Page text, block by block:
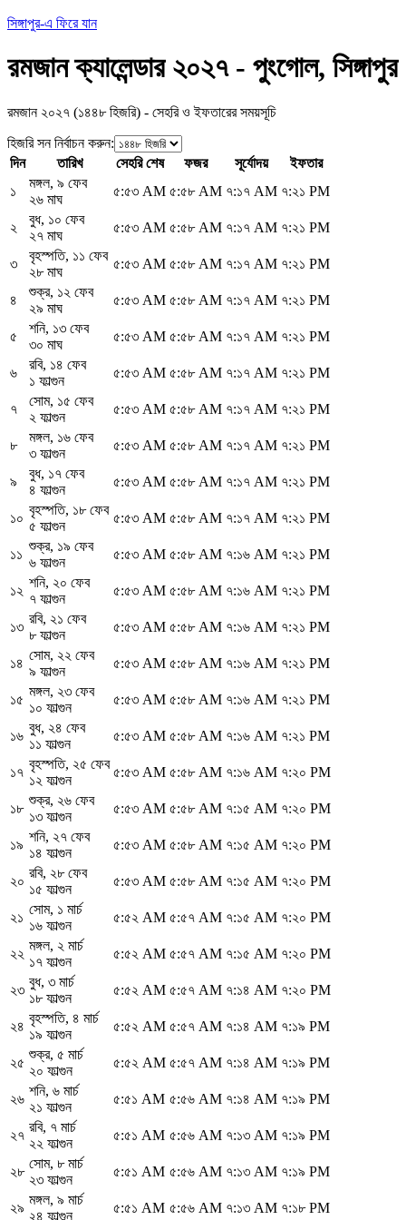
সিঙ্গাপুর-এ ফিরে যান
রমজান ক্যালেন্ডার ২০২৭ - পুংগোল, সিঙ্গাপুর
রমজান ২০২৭ (১৪৪৮ হিজরি) - সেহরি ও ইফতারের সময়সূচি
হিজরি সন নির্বাচন করুন:
দিন
তারিখ সেহরি শেষ ফজর সূর্যোদয়
ইফতার
১
মঙ্গল, ৯ ফেব
২৬ মাঘ
৫:৫৩ AM ৫:৫৮ AM ৭:১৭ AM ৭:২১ PM
২
বুধ, ১০ ফেব
২৭ মাঘ
৫:৫৩ AM ৫:৫৮ AM ৭:১৭ AM ৭:২১ PM
৩
বৃহস্পতি, ১১ ফেব
২৮ মাঘ
৫:৫৩ AM ৫:৫৮ AM ৭:১৭ AM ৭:২১ PM
৪
শুক্র, ১২ ফেব
২৯ মাঘ
৫:৫৩ AM ৫:৫৮ AM ৭:১৭ AM ৭:২১ PM
৫
শনি, ১৩ ফেব
৩০ মাঘ
৫:৫৩ AM ৫:৫৮ AM ৭:১৭ AM ৭:২১ PM
৬
রবি, ১৪ ফেব
১ ফাল্গুন
৫:৫৩ AM ৫:৫৮ AM ৭:১৭ AM ৭:২১ PM
৭
সোম, ১৫ ফেব
২ ফাল্গুন
৫:৫৩ AM ৫:৫৮ AM ৭:১৭ AM ৭:২১ PM
৮
মঙ্গল, ১৬ ফেব
৩ ফাল্গুন
৫:৫৩ AM ৫:৫৮ AM ৭:১৭ AM ৭:২১ PM
৯
বুধ, ১৭ ফেব
৪ ফাল্গুন
৫:৫৩ AM ৫:৫৮ AM ৭:১৭ AM ৭:২১ PM
১০
বৃহস্পতি, ১৮ ফেব
৫ ফাল্গুন
৫:৫৩ AM ৫:৫৮ AM ৭:১৭ AM ৭:২১ PM
১১
শুক্র, ১৯ ফেব
৬ ফাল্গুন
৫:৫৩ AM ৫:৫৮ AM ৭:১৬ AM ৭:২১ PM
১২
শনি, ২০ ফেব
৭ ফাল্গুন
৫:৫৩ AM ৫:৫৮ AM ৭:১৬ AM ৭:২১ PM
১৩
রবি, ২১ ফেব
৮ ফাল্গুন
৫:৫৩ AM ৫:৫৮ AM ৭:১৬ AM ৭:২১ PM
১৪
সোম, ২২ ফেব
৯ ফাল্গুন
৫:৫৩ AM ৫:৫৮ AM ৭:১৬ AM ৭:২১ PM
১৫
মঙ্গল, ২৩ ফেব
১০ ফাল্গুন
৫:৫৩ AM ৫:৫৮ AM ৭:১৬ AM ৭:২১ PM
১৬
বুধ, ২৪ ফেব
১১ ফাল্গুন
৫:৫৩ AM ৫:৫৮ AM ৭:১৬ AM ৭:২১ PM
১৭
বৃহস্পতি, ২৫ ফেব
১২ ফাল্গুন
৫:৫৩ AM ৫:৫৮ AM ৭:১৬ AM ৭:২০ PM
১৮
শুক্র, ২৬ ফেব
১৩ ফাল্গুন
৫:৫৩ AM ৫:৫৮ AM ৭:১৫ AM ৭:২০ PM
১৯
শনি, ২৭ ফেব
১৪ ফাল্গুন
৫:৫৩ AM ৫:৫৮ AM ৭:১৫ AM ৭:২০ PM
২০
রবি, ২৮ ফেব
১৫ ফাল্গুন
৫:৫৩ AM ৫:৫৮ AM ৭:১৫ AM ৭:২০ PM
২১
সোম, ১ মার্চ
১৬ ফাল্গুন
৫:৫২ AM ৫:৫৭ AM ৭:১৫ AM ৭:২০ PM
২২
মঙ্গল, ২ মার্চ
১৭ ফাল্গুন
৫:৫২ AM ৫:৫৭ AM ৭:১৫ AM ৭:২০ PM
২৩
বুধ, ৩ মার্চ
১৮ ফাল্গুন
৫:৫২ AM ৫:৫৭ AM ৭:১৪ AM ৭:২০ PM
২৪
বৃহস্পতি, ৪ মার্চ
১৯ ফাল্গুন
৫:৫২ AM ৫:৫৭ AM ৭:১৪ AM ৭:১৯ PM
২৫
শুক্র, ৫ মার্চ
২০ ফাল্গুন
৫:৫২ AM ৫:৫৭ AM ৭:১৪ AM ৭:১৯ PM
২৬
শনি, ৬ মার্চ
২১ ফাল্গুন
৫:৫১ AM ৫:৫৬ AM ৭:১৪ AM ৭:১৯ PM
২৭
রবি, ৭ মার্চ
২২ ফাল্গুন
৫:৫১ AM ৫:৫৬ AM ৭:১৩ AM ৭:১৯ PM
২৮
সোম, ৮ মার্চ
২৩ ফাল্গুন
৫:৫১ AM ৫:৫৬ AM ৭:১৩ AM ৭:১৯ PM
২৯
মঙ্গল, ৯ মার্চ
২৪ ফাল্গুন
৫:৫১ AM ৫:৫৬ AM ৭:১৩ AM ৭:১৮ PM